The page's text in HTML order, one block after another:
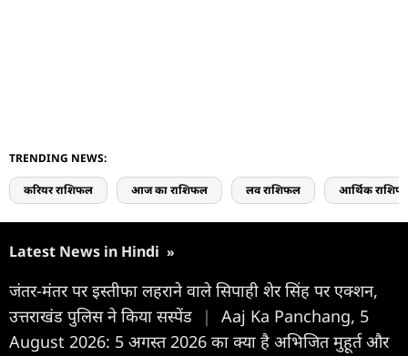
TRENDING NEWS:
करियर राशिफल आज का राशिफल लव राशिफल आर्थिक
Latest News in Hindi »
जंतर-मंतर पर इस्तीफा लहराने वाले सिपाही शेर सिंह पर एक्शन,
उत्तराखंड पुलिस ने किया सस्पेंड
|
Aaj Ka Panchang, 5
August 2026: 5 अगस्त 2026 का क्या है अभिजित मुहूर्त और